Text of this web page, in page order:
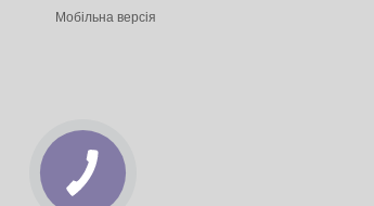
Мобільна версія